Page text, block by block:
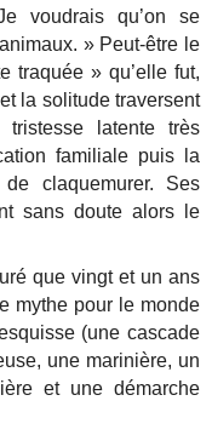
voudrais qu’on se
» Peut-être le
traquée » qu’elle fut,
la solitude traversent
latente très
familiale puis la
claquemurer. Ses
sans doute alors le
que vingt et un ans
mythe pour le monde
(une cascade
une marinière, un
et une démarche